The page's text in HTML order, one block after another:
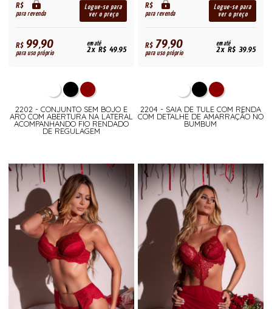
R$
para revenda
Logue-se para
ver o preço
R$99,90
para uso próprio
em até
2x R$ 49,95
2202 - CONJUNTO SEM BOJO E
ARO COM ABERTURA NA LATERAL
ACOMPANHANDO FIO RENDADO
DE REGULAGEM
R$
para revenda
Logue-se para
ver o preço
R$79,90
para uso próprio
em até
2x R$ 39,95
2204 - SAIA DE TULE COM RENDA
COM DETALHE DE AMARRAÇÃO NO
BUMBUM